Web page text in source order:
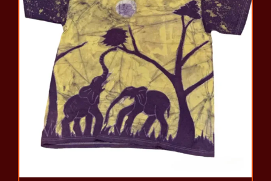
varianti.
Valikuid
tootelehel.